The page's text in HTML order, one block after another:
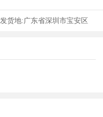
发货地:广东省深圳市宝安区